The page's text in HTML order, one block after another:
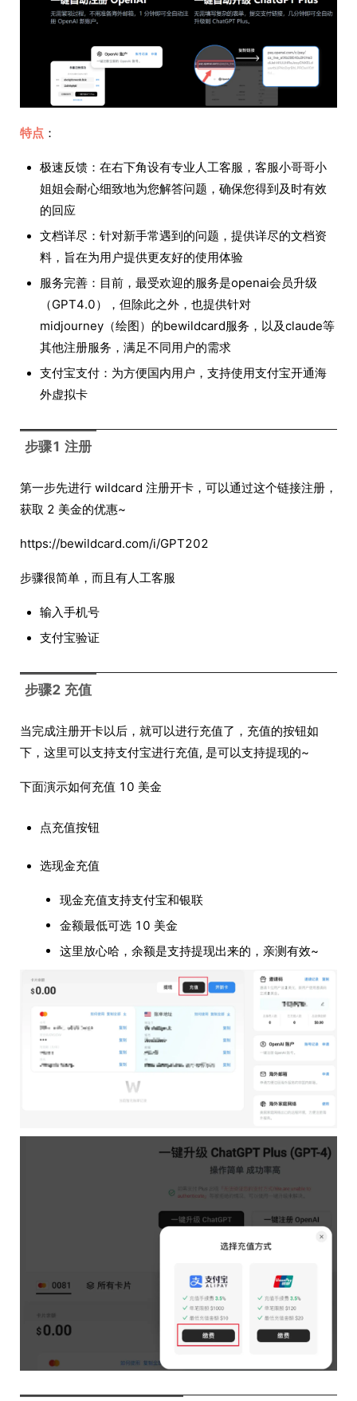
特点 ：
极速反馈：在右下角设有专业人工客服，客服小哥哥小
姐姐会耐心细致地为您解答问题，确保您得到及时有效
的回应
文档详尽：针对新手常遇到的问题，提供详尽的文档资
料，旨在为用户提供更友好的使用体验
服务完善：目前，最受欢迎的服务是openai会员升级
（GPT4.0），但除此之外，也提供针对
midjourney（绘图）的bewildcard服务，以及claude等
其他注册服务，满足不同用户的需求
支付宝支付：为方便国内用户，支持使用支付宝开通海
外虚拟卡
步骤1 注册
第一步先进行 wildcard 注册开卡，可以通过这个链接注册，
获取 2 美金的优惠~
https://bewildcard.com/i/GPT202
步骤很简单，而且有人工客服
输入手机号
支付宝验证
步骤2 充值
当完成注册开卡以后，就可以进行充值了，充值的按钮如
下，这里可以支持支付宝进行充值, 是可以支持提现的~
下面演示如何充值 10 美金
点充值按钮
选现金充值
现金充值支持支付宝和银联
金额最低可选 10 美金
这里放心哈，余额是支持提现出来的，亲测有效~